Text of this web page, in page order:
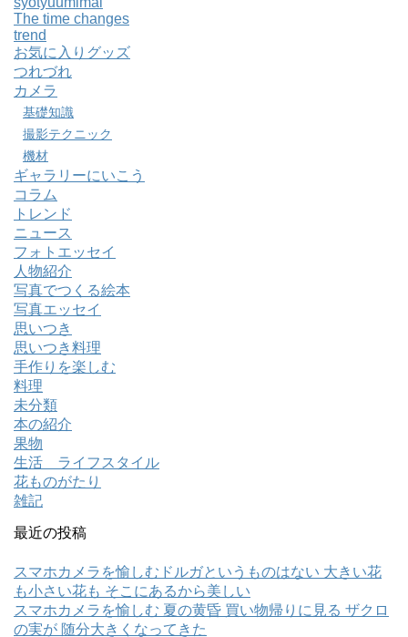
The time changes
trend
お気に入りグッズ
つれづれ
カメラ
基礎知識
撮影テクニック
機材
ギャラリーにいこう
コラム
トレンド
ニュース
フォトエッセイ
人物紹介
写真でつくる絵本
写真エッセイ
思いつき
思いつき料理
手作りを楽しむ
料理
未分類
本の紹介
果物
生活 ライフスタイル
花ものがたり
雑記
最近の投稿
スマホカメラを愉しむドルガというものはない 大きい花
も小さい花も そこにあるから美しい
スマホカメラを愉しむ 夏の黄昏 買い物帰りに見る ザクロ
の実が 随分大きくなってきた